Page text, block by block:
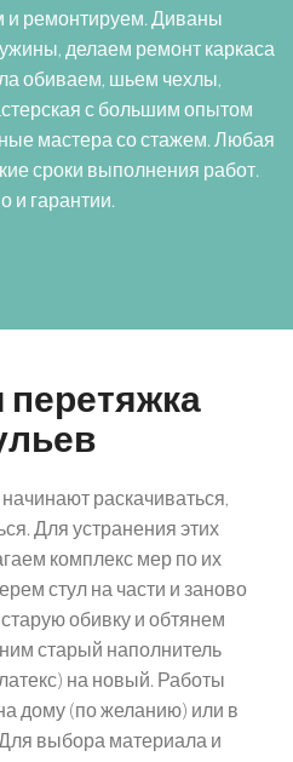
и ремонтируем. Диваны
делаем ремонт каркаса
обиваем, шьем чехлы,
с большим опытом
мастера со стажем. Любая
сроки выполнения работ.
и гарантии.
перетяжка
раскачиваться,
Для устранения этих
комплекс мер по их
стул на части и заново
обивку и обтянем
старый наполнитель
на новый. Работы
дому (по желанию) или в
выбора материала и